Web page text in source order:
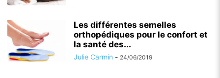
Les différentes semelles
orthopédiques pour le confort et
la santé des...
Julie Carmin - 24/06/2019